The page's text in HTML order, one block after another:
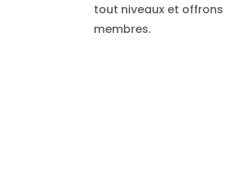
tout niveaux et
membres.